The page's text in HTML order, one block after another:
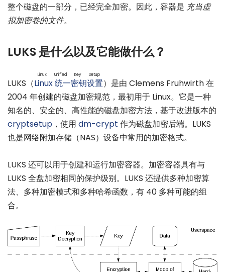
整个磁盘的一部分，已经完全加密。因此，容器是 充当虚
拟加密卷的文件。
LUKS 是什么以及它能做什么？
LUKS（Linux 统一密钥设置
Linux Unified Key Setup
）是由 Clemens Fruhwirth 在
2004 年创建的磁盘加密规范，最初用于 Linux。它是一种
知名的、安全的、高性能的磁盘加密方法，基于改进版本的
cryptsetup ，使用 dm-crypt 作为磁盘加密后端。LUKS
也是网络附加存储（NAS）设备中常用的加密格式。
LUKS 还可以用于创建和运行加密容器。加密容器具有与
LUKS 全盘加密相同的保护级别。LUKS 还提供多种加密算
法、多种加密模式和多种哈希函数，有 40 多种可能的组
合。